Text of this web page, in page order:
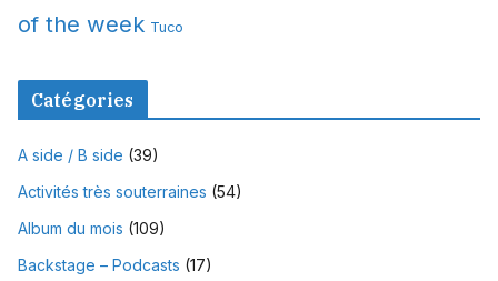
of the week Tuco
Catégories
A side / B side (39)
Activités très souterraines (54)
Album du mois (109)
Backstage – Podcasts (17)